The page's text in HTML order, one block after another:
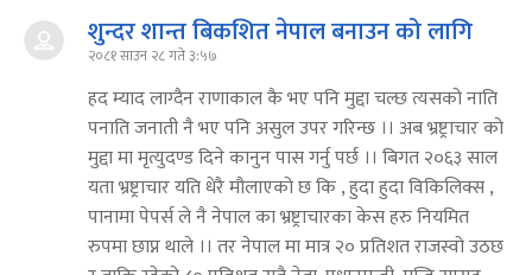
शुन्दर शान्त बिकशित नेपाल बनाउन को लागि
२०८१ साउन २८ गते ३:५७
हद म्याद लाग्दैन राणाकाल कै भए पनि मुद्दा चल्छ त्यसको नाति
पनाति जनाती नै भए पनि असुल उपर गरिन्छ ।। अब भ्रष्ट्राचार को
मुद्दा मा मृत्युदण्ड दिने कानुन पास गर्नु पर्छ ।। बिगत २०६३ साल
यता भ्रष्ट्राचार यति धेरै मौलाएको छ कि , हुदा हुदा विकिलिक्स ,
पानामा पेपर्स ले नै नेपाल का भ्रष्ट्राचारका केस हरु नियमित
रुपमा छाप्न थाले ।। तर नेपाल मा मात्र २० प्रतिशत राजस्वो उठछ